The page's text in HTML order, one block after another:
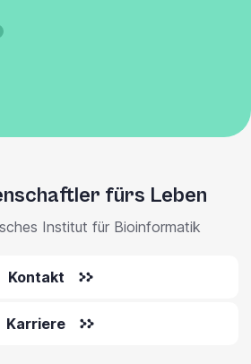
fürs Leben
Institut für Bioinformatik
Kontakt
Karriere